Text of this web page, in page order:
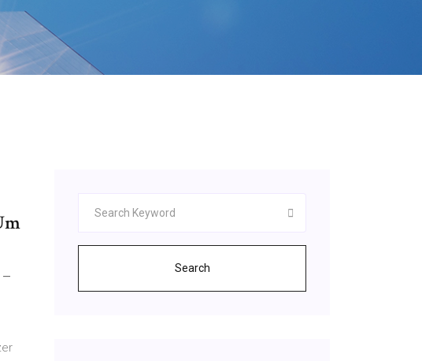
—
Search